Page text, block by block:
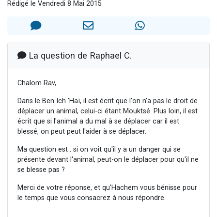
4 personnes viennent de faire un don pour Reloger Rivka, 6 enfants, victime de violences...
3 nouvelles musiques dans Torah-Box Music
Rédigé le Vendredi 8 Mai 2015
La question de Raphael C.
Chalom Rav,
Dans le Ben Ich 'Haï, il est écrit que l'on n'a pas le droit de
déplacer un animal, celui-ci étant Mouktsé. Plus loin, il est
écrit que si l'animal a du mal à se déplacer car il est
blessé, on peut peut l'aider à se déplacer.
Ma question est : si on voit qu'il y a un danger qui se
présente devant l'animal, peut-on le déplacer pour qu'il ne
se blesse pas ?
Merci de votre réponse, et qu'Hachem vous bénisse pour
le temps que vous consacrez à nous répondre.